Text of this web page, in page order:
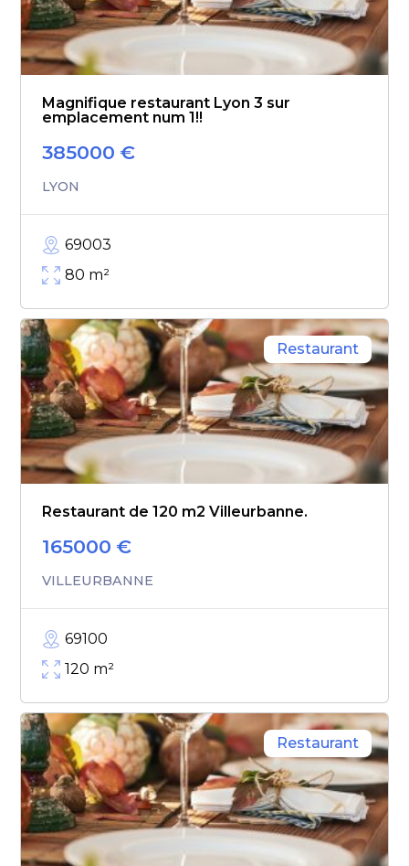
Magnifique restaurant Lyon 3 sur
emplacement num 1!!
385000 €
LYON
69003
80 m²
Restaurant
Restaurant de 120 m2 Villeurbanne.
165000 €
VILLEURBANNE
69100
120 m²
Restaurant